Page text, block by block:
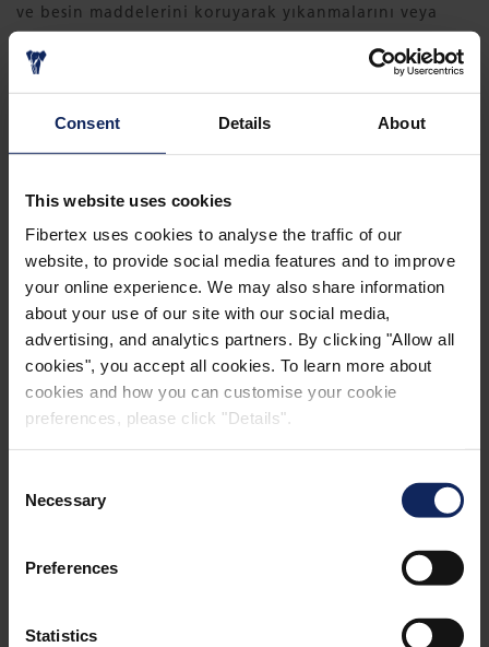
Consent Details About
This website uses cookies
Fibertex uses cookies to analyse the traffic of our
website, to provide social media features and to improve
your online experience. We may also share information
about your use of our site with our social media,
advertising, and analytics partners. By clicking "Allow all
cookies", you accept all cookies. To learn more about
cookies and how you can customise your cookie
preferences, please click "Details".
Selection
Necessary
Preferences
Statistics
ve besin maddelerini koruyarak yıkanmalarını veya
Yabani otlar ışığa açtır ve besin maddelerini